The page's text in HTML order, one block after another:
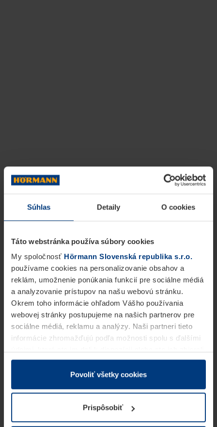
Súhlas Detaily O cookies
Táto webstránka používa súbory cookies
My spoločnosť Hörmann Slovenská republika s.r.o.
používame cookies na personalizovanie obsahov a
reklám, umožnenie ponúkania funkcií pre sociálne médiá
a analyzovanie prístupov na našu webovú stránku.
Okrem toho informácie ohľadom Vášho používania
webovej stránky postupujeme na našich partnerov pre
sociálne médiá, reklamu a analýzy. Naši partneri tieto
informácie zhromažďujú podľa možnosti spolu s ďalšími
v rámci Vášho využívania služieb.
Z právneho hľadiska môžeme cookies ukladať na Vašom
prevádzku tejto stránky. Pre všetky ostatné typy cookie
potrebujeme Vaše povolenie. Vaše povolenie môžete
kedykoľvek zmeniť alebo odvolať vo vysvetlení cookie
Povoliť všetky cookies
Prispôsobiť